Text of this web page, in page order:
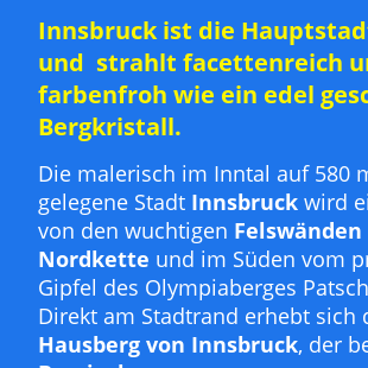
Innsbruck ist die
und strahlt facettenreich
farbenfroh wie ein edel
Bergkristall.
Die malerisch im Inntal auf 580
gelegene Stadt Innsbruck wird
von den wuchtigen
Nordkette und im Süden vom
Gipfel des Olympiaberges
Direkt am Stadtrand erhebt sich
Hausberg von Innsbruck, der